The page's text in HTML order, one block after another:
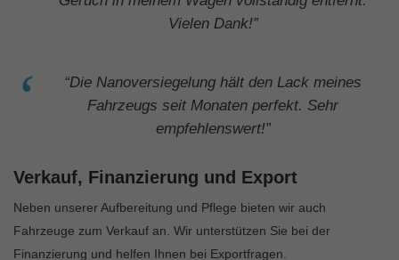
Vielen Dank!”
“Die Nanoversiegelung hält den Lack meines
Fahrzeugs seit Monaten perfekt. Sehr
empfehlenswert!”
Verkauf, Finanzierung und Export
Neben unserer Aufbereitung und Pflege bieten wir auch
Fahrzeuge zum Verkauf an. Wir unterstützen Sie bei der
Finanzierung und helfen Ihnen bei Exportfragen.